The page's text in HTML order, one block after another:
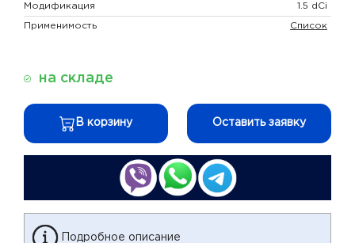
Модификация 1.5 dCi
Применимость Список
на складе
В корзину Оставить заявку
Подробное описание